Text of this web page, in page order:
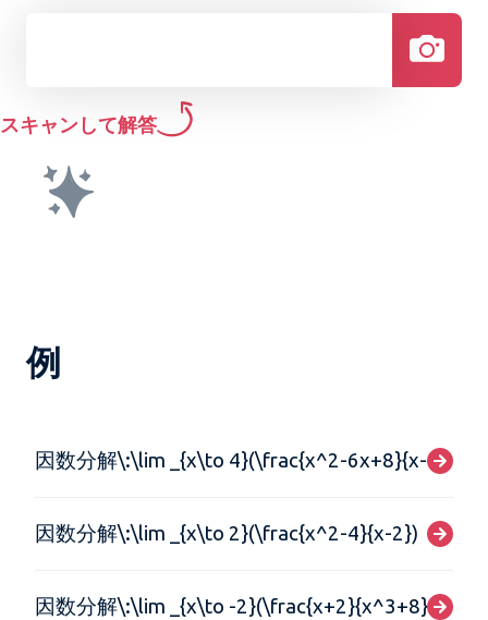
スキャンして解答
例
因数分解\:\lim _{x\to 4}(\frac{x^2-6x+8}{x-4})
因数分解\:\lim _{x\to 2}(\frac{x^2-4}{x-2})
因数分解\:\lim _{x\to -2}(\frac{x+2}{x^3+8})